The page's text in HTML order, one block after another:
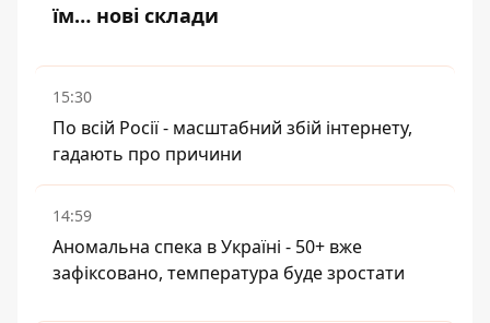
їм… нові склади
15:30
По всій Росії - масштабний збій інтернету,
гадають про причини
14:59
Аномальна спека в Україні - 50+ вже
зафіксовано, температура буде зростати